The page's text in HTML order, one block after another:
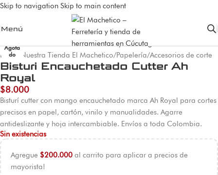
Skip to navigation Skip to main content
Menú
Agota
do
Inicio Nuestra Tienda El Machetico/Papelería/Accesorios de corte
Bisturi Encauchetado Cutter Ah
Royal
$8.000
Bisturí cutter con mango encauchetado marca Ah Royal para cortes
precisos en papel, cartón, vinilo y manualidades. Agarre
antideslizante y hoja intercambiable. Envíos a toda Colombia.
Sin existencias
Agregue $200.000 al carrito para aplicar a precios de
mayorista!